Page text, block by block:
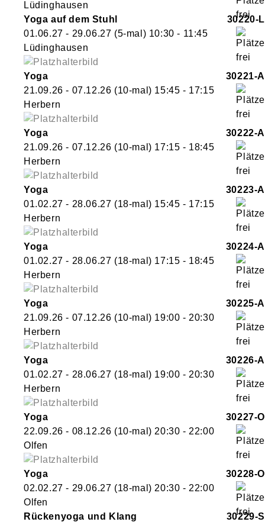
Lüdinghausen
Yoga auf dem Stuhl
30220-L
01.06.27 - 29.06.27 (5-mal) 10:30 - 11:45
Lüdinghausen
Yoga
30221-A
21.09.26 - 07.12.26 (10-mal) 15:45 - 17:15
Herbern
Yoga
30222-A
21.09.26 - 07.12.26 (10-mal) 17:15 - 18:45
Herbern
Yoga
30223-A
01.02.27 - 28.06.27 (18-mal) 15:45 - 17:15
Herbern
Yoga
30224-A
01.02.27 - 28.06.27 (18-mal) 17:15 - 18:45
Herbern
Yoga
30225-A
21.09.26 - 07.12.26 (10-mal) 19:00 - 20:30
Herbern
Yoga
30226-A
01.02.27 - 28.06.27 (18-mal) 19:00 - 20:30
Herbern
Yoga
30227-O
22.09.26 - 08.12.26 (10-mal) 20:30 - 22:00
Olfen
Yoga
30228-O
02.02.27 - 29.06.27 (18-mal) 20:30 - 22:00
Olfen
Rückenyoga und Klang
30229-S